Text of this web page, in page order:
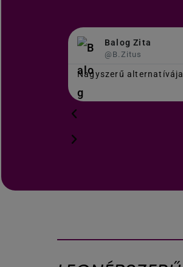
Balog Zita
@B.Zitus
Nagyszerű